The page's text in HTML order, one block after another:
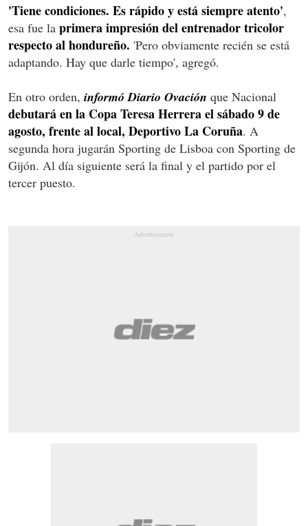
'Tiene condiciones. Es rápido y está siempre atento',
esa fue la primera impresión del entrenador tricolor
respecto al hondureño. 'Pero obviamente recién se está
adaptando. Hay que darle tiempo', agregó.
En otro orden, informó Diario Ovación que Nacional
debutará en la Copa Teresa Herrera el sábado 9 de
agosto, frente al local, Deportivo La Coruña. A
segunda hora jugarán Sporting de Lisboa con Sporting de
Gijón. Al día siguiente será la final y el partido por el
tercer puesto.